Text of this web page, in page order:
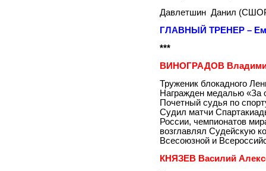
Давлетшин Данил
ГЛАВНЫЙ ТРЕНЕР –
***
ВИНОГРАДОВ
Труженик блокадного
Награжден медалью «За
Почетный судья по
Судил матчи
России, чемпионатов
возглавлял Судейскую
Всесоюзной и
КНЯЗЕВ Василий